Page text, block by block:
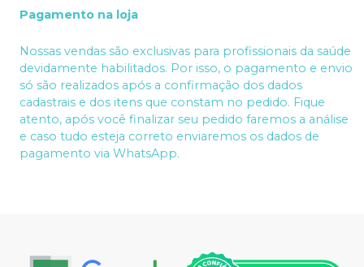
Pagamento na loja
Nossas vendas são exclusivas para profissionais da saúde
devidamente habilitados. Por isso, o pagamento e envio
só são realizados após a confirmação dos dados
cadastrais e dos itens que constam no pedido. Fique
atento, após você finalizar seu pedido faremos a análise
e caso tudo esteja correto enviaremos os dados de
pagamento via WhatsApp.